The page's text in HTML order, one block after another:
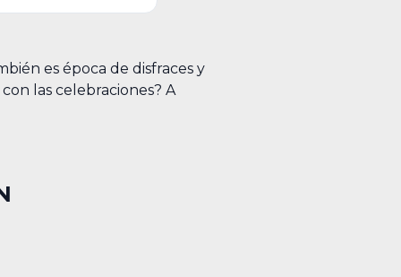
es época de disfraces y
las celebraciones? A